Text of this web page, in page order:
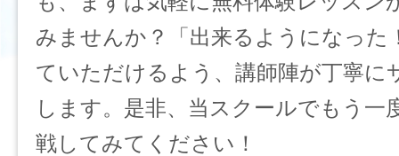
みませんか？「出来るようになった
ていただけるよう、講師陣が丁寧に
します。是非、当スクールでもう一
戦してみてください！